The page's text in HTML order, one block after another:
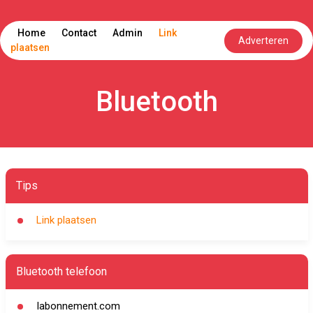
Home Contact Admin
Link
plaatsen
Adverteren
Bluetooth
Tips
Link plaatsen
Bluetooth telefoon
Iabonnement.com